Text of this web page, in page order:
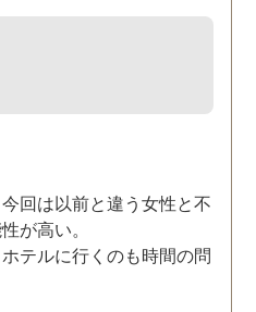
回は以前と違う女性と不
が高い。
テルに行くのも時間の問